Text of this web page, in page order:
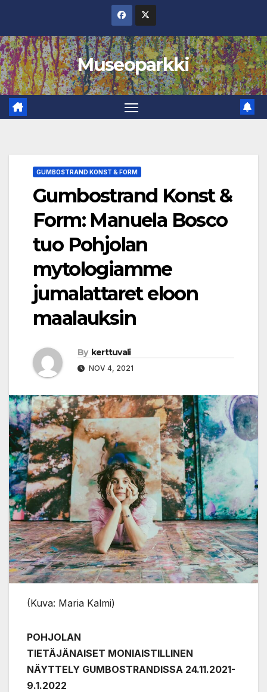
content
Museoparkki
GUMBOSTRAND KONST & FORM
Gumbostrand Konst &
Form: Manuela Bosco
tuo Pohjolan
mytologiamme
jumalattaret eloon
maalauksin
By kerttuvali
NOV 4, 2021
(Kuva: Maria Kalmi)
POHJOLAN
TIETÄJÄNAISET MONIAISTILLINEN
NÄYTTELY GUMBOSTRANDISSA 24.11.2021-
9.1.2022